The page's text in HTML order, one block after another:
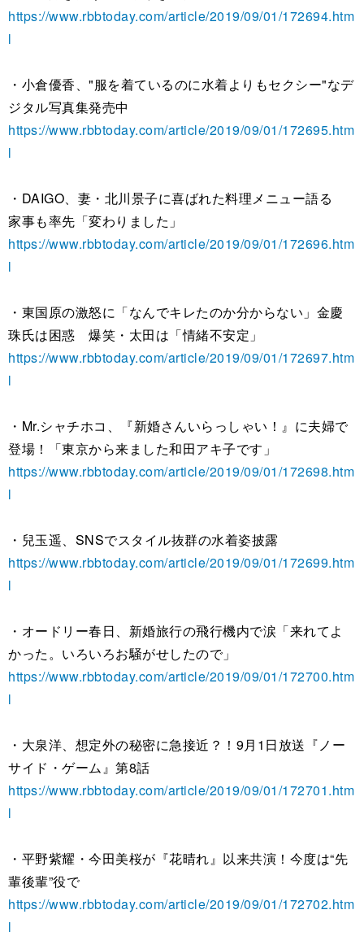
https://www.rbbtoday.com/article/2019/09/01/172694.htm
l
・小倉優香、"服を着ているのに水着よりもセクシー"なデ
ジタル写真集発売中
https://www.rbbtoday.com/article/2019/09/01/172695.htm
l
・DAIGO、妻・北川景子に喜ばれた料理メニュー語る
家事も率先「変わりました」
https://www.rbbtoday.com/article/2019/09/01/172696.htm
l
・東国原の激怒に「なんでキレたのか分からない」金慶
珠氏は困惑 爆笑・太田は「情緒不安定」
https://www.rbbtoday.com/article/2019/09/01/172697.htm
l
・Mr.シャチホコ、『新婚さんいらっしゃい！』に夫婦で
登場！「東京から来ました和田アキ子です」
https://www.rbbtoday.com/article/2019/09/01/172698.htm
l
・兒玉遥、SNSでスタイル抜群の水着姿披露
https://www.rbbtoday.com/article/2019/09/01/172699.htm
l
・オードリー春日、新婚旅行の飛行機内で涙「来れてよ
かった。いろいろお騒がせしたので」
https://www.rbbtoday.com/article/2019/09/01/172700.htm
l
・大泉洋、想定外の秘密に急接近？！9月1日放送『ノー
サイド・ゲーム』第8話
https://www.rbbtoday.com/article/2019/09/01/172701.htm
l
・平野紫耀・今田美桜が『花晴れ』以来共演！今度は“先
輩後輩”役で
https://www.rbbtoday.com/article/2019/09/01/172702.htm
l